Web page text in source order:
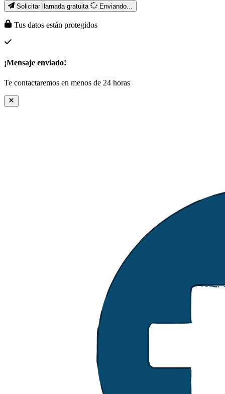
Solicitar llamada gratuita Enviando...
Tus datos están protegidos
¡Mensaje enviado!
Te contactaremos en menos de 24 horas